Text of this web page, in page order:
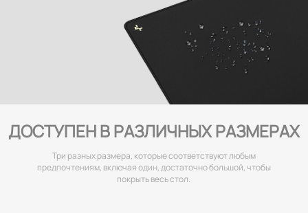
ДОСТУПЕН В РАЗЛИЧНЫХ РАЗМЕРАХ
Три разных размера, которые соответствуют любым
предпочтениям, включая один, достаточно большой, чтобы
покрыть весь стол.